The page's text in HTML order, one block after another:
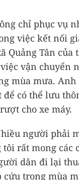
chỉ phục vụ
việc kết nối
Quảng Tân
vận chuyển
mùa mưa. Anh
có thể lưu
cho xe máy.
người phải
rất mong các
dân đi lại
trong mùa